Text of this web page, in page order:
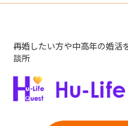
再婚したい方や中高年の婚活
談所